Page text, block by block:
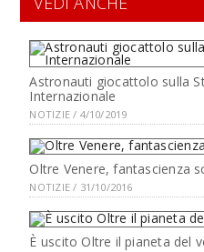
Astronauti giocattolo sulla
Internazionale
NOTIZIE / 4/10/2019
Oltre Venere, fantascienza
NOTIZIE / 31/10/2016
È uscito Oltre il pianeta del